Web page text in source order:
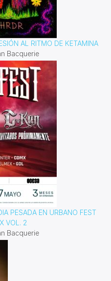
AL RITMO DE KETAMINA
Bacquerie
PESADA EN URBANO FEST
VOL. 2
Bacquerie